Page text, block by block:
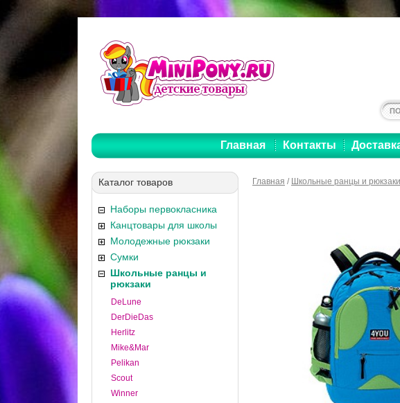
Главная Контакты
Каталог товаров
Наборы первокласника
Канцтовары для школы
Молодежные рюкзаки
Сумки
Школьные ранцы и
рюкзаки
DeLune
DerDieDas
Herlitz
Mike&Mar
Pelikan
Scout
Winner
Главная / Школьные ранцы и рюкзаки